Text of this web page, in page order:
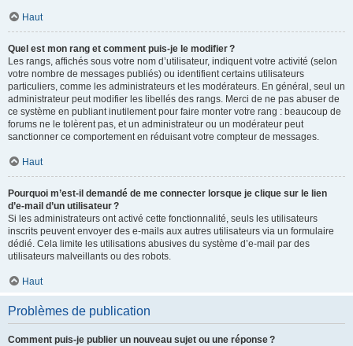
Haut
Quel est mon rang et comment puis-je le modifier ?
Les rangs, affichés sous votre nom d’utilisateur, indiquent votre activité (selon
votre nombre de messages publiés) ou identifient certains utilisateurs
particuliers, comme les administrateurs et les modérateurs. En général, seul un
administrateur peut modifier les libellés des rangs. Merci de ne pas abuser de
ce système en publiant inutilement pour faire monter votre rang : beaucoup de
forums ne le tolèrent pas, et un administrateur ou un modérateur peut
sanctionner ce comportement en réduisant votre compteur de messages.
Haut
Pourquoi m’est-il demandé de me connecter lorsque je clique sur le lien
d’e-mail d’un utilisateur ?
Si les administrateurs ont activé cette fonctionnalité, seuls les utilisateurs
inscrits peuvent envoyer des e-mails aux autres utilisateurs via un formulaire
dédié. Cela limite les utilisations abusives du système d’e-mail par des
utilisateurs malveillants ou des robots.
Haut
Problèmes de publication
Comment puis-je publier un nouveau sujet ou une réponse ?